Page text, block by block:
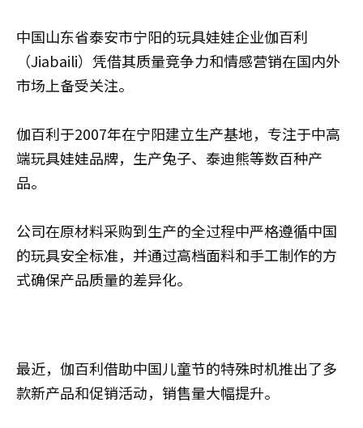
中国山东省泰安市宁阳的玩具娃娃企业伽百利
（Jiabaili）凭借其质量竞争力和情感营销在国内外
市场上备受关注。
伽百利于2007年在宁阳建立生产基地，专注于中高
端玩具娃娃品牌，生产兔子、泰迪熊等数百种产
品。
公司在原材料采购到生产的全过程中严格遵循中国
的玩具安全标准，并通过高档面料和手工制作的方
式确保产品质量的差异化。
最近，伽百利借助中国儿童节的特殊时机推出了多
款新产品和促销活动，销售量大幅提升。